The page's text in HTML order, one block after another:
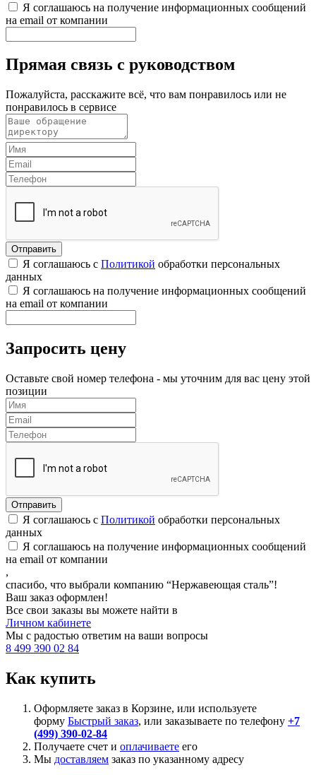
Я соглашаюсь на получение информационных сообщений
на email от компании
Прямая связь с руководством
Пожалуйста, расскажите всё, что вам понравилось или не
понравилось в сервисе
Я соглашаюсь с Политикой обработки персональных
данных
Я соглашаюсь на получение информационных сообщений
на email от компании
Запросить цену
Оставьте свой номер телефона - мы уточним для вас цену этой
позиции
Я соглашаюсь с Политикой обработки персональных
данных
Я соглашаюсь на получение информационных сообщений
на email от компании
,
спасибо, что выбрали компанию “Нержавеющая сталь”!
Ваш заказ оформлен!
Все свои заказы вы можете найти в
Личном кабинете
Мы с радостью ответим на ваши вопросы
8 499 390 02 84
Как купить
Оформляете заказ в Корзине, или используете
форму Быстрый заказ, или заказываете по телефону +7
(499) 390-02-84
Получаете счет и оплачиваете его
Мы доставляем заказ по указанному адресу